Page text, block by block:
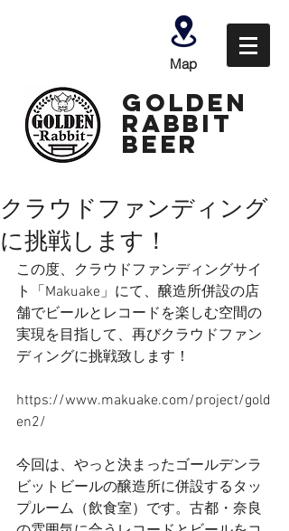
Map
GOLDEN
Rabbit
Beer
クラウドファンディング
に挑戦します！
この度、クラウドファンディングサイ
ト「Makuake」にて、醸造所併設の店
舗でビールとレコードを楽しむ空間の
実現を目指して、再びクラウドファン
ディングに挑戦致します！
https://www.makuake.com/project/gold
en2/
今回は、やっと決まったゴールデンラ
ビットビールの醸造所に併設するタッ
プルーム（飲食室）です。古都・奈良